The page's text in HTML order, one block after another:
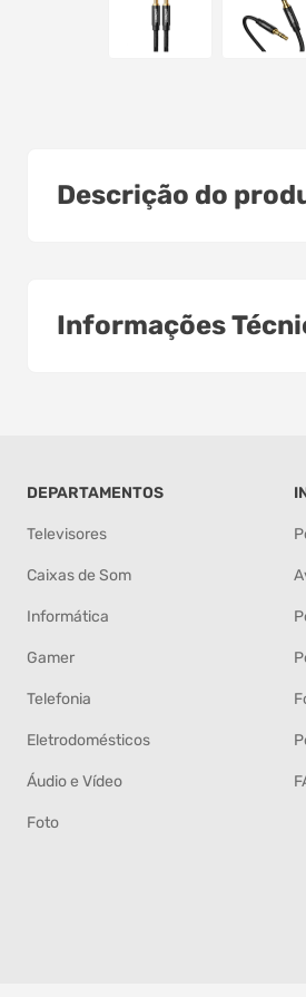
Descrição do
Informações
DEPARTAMENTOS
Televisores
Caixas de Som
Informática
Gamer
Telefonia
Eletrodomésticos
Áudio e Vídeo
Foto